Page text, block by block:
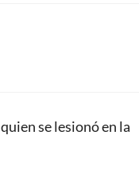
quien se lesionó en la